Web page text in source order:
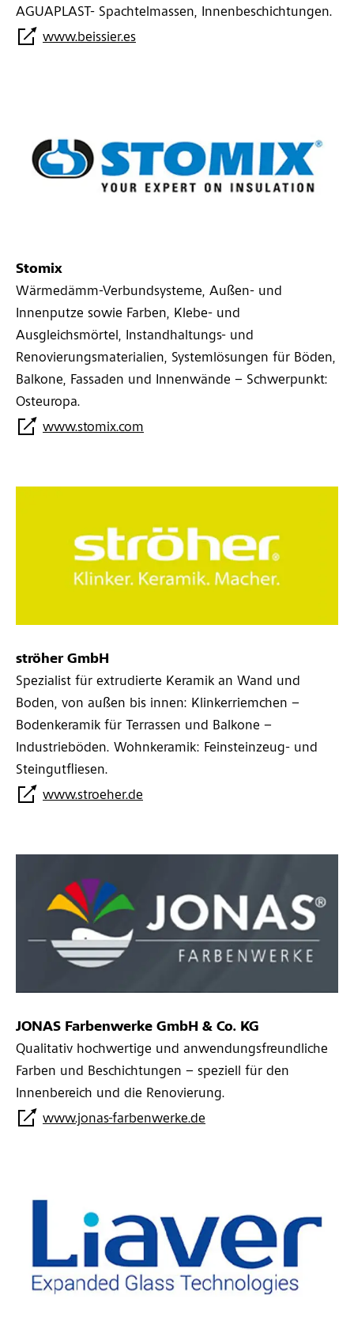
AGUAPLAST- Spachtelmassen, Innenbeschichtungen.
www.beissier.es
Stomix
Wärmedämm-Verbundsysteme, Außen- und
Innenputze sowie Farben, Klebe- und
Ausgleichsmörtel, Instandhaltungs- und
Renovierungsmaterialien, Systemlösungen für Böden,
Balkone, Fassaden und Innenwände – Schwerpunkt:
Osteuropa.
www.stomix.com
ströher GmbH
Spezialist für extrudierte Keramik an Wand und
Boden, von außen bis innen: Klinkerriemchen –
Bodenkeramik für Terrassen und Balkone –
Industrieböden. Wohnkeramik: Feinsteinzeug- und
Steingutfliesen.
www.stroeher.de
JONAS Farbenwerke GmbH & Co. KG
Qualitativ hochwertige und anwendungsfreundliche
Farben und Beschichtungen – speziell für den
Innenbereich und die Renovierung.
www.jonas-farbenwerke.de